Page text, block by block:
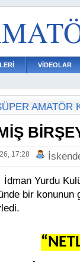
VİDEOLAR
AMATÖR
17:28
İdman Yurdu
bir